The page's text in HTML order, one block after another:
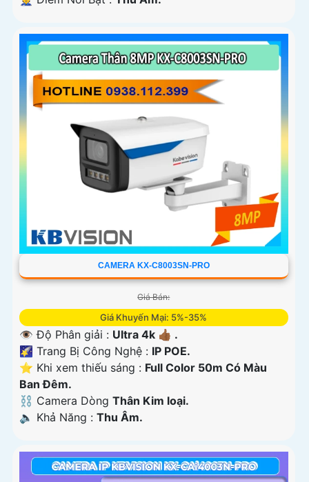
CAMERA KX-C8003SN-PRO
Giá Bán:
Giá Khuyến Mại: 5%-35%
👁 Độ Phân giải : Ultra 4k 👍🏾 .
🌠 Trang Bị Công Nghệ : IP POE.
⭐ Khi xem thiếu sáng : Full Color 50m Có Màu
Ban Ðêm.
⛓ Camera Dòng Thân Kim loại.
️🔈 Khả Năng : Thu Âm.